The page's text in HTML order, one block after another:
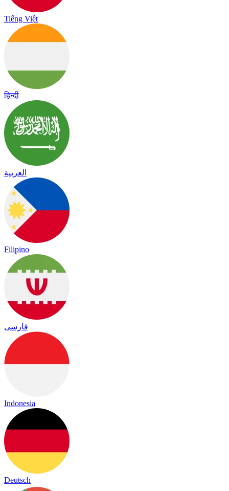
Tiếng Việt
हिन्दी
العربية
Filipino
فارسی
Indonesia
Deutsch